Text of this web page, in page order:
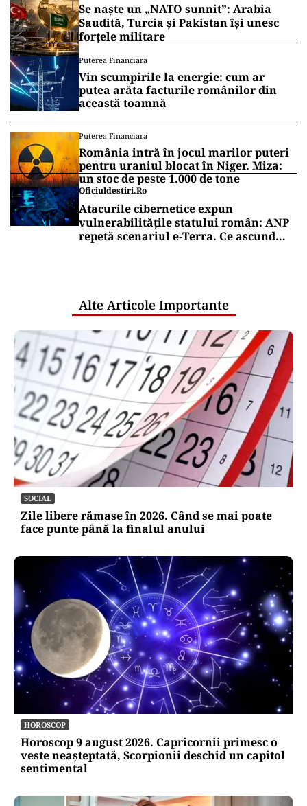
Se naște un „NATO sunnit”: Arabia
Saudită, Turcia și Pakistan își unesc
forțele militare
Puterea Financiara
Vin scumpirile la energie: cum ar
putea arăta facturile românilor din
această toamnă
Puterea Financiara
România intră în jocul marilor puteri
pentru uraniul blocat în Niger. Miza:
un stoc de peste 1.000 de tone
Oficiuldestiri.ro
Atacurile cibernetice expun
vulnerabilitățile statului român: ANP
repetă scenariul e‑Terra. Ce ascund
Alte Articole Importante
SOCIAL
Zile libere rămase în 2026. Când se mai poate
face punte până la finalul anului
HOROSCOP
Horoscop 9 august 2026. Capricornii primesc o
veste neașteptată, Scorpionii deschid un capitol
sentimental